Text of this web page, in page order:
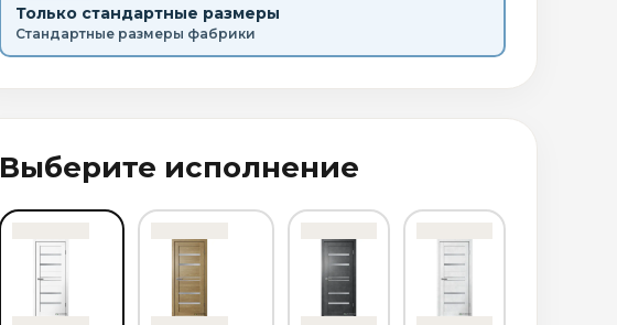
Только стандартные размеры
Стандартные размеры фабрики
Выберите исполнение